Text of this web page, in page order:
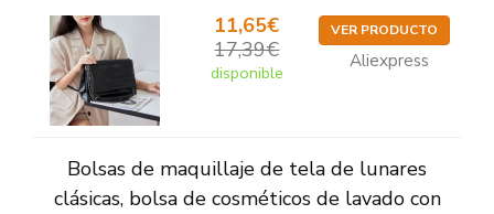
11,65€
17,39€
disponible
VER PRODUCTO
Aliexpress
Bolsas de maquillaje de tela de lunares
clásicas, bolsa de cosméticos de lavado con